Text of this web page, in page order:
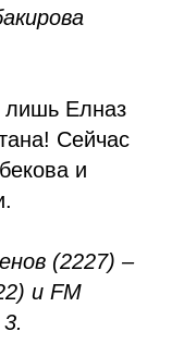
лишь Елназ
Сейчас
и
(2227) –
и FM